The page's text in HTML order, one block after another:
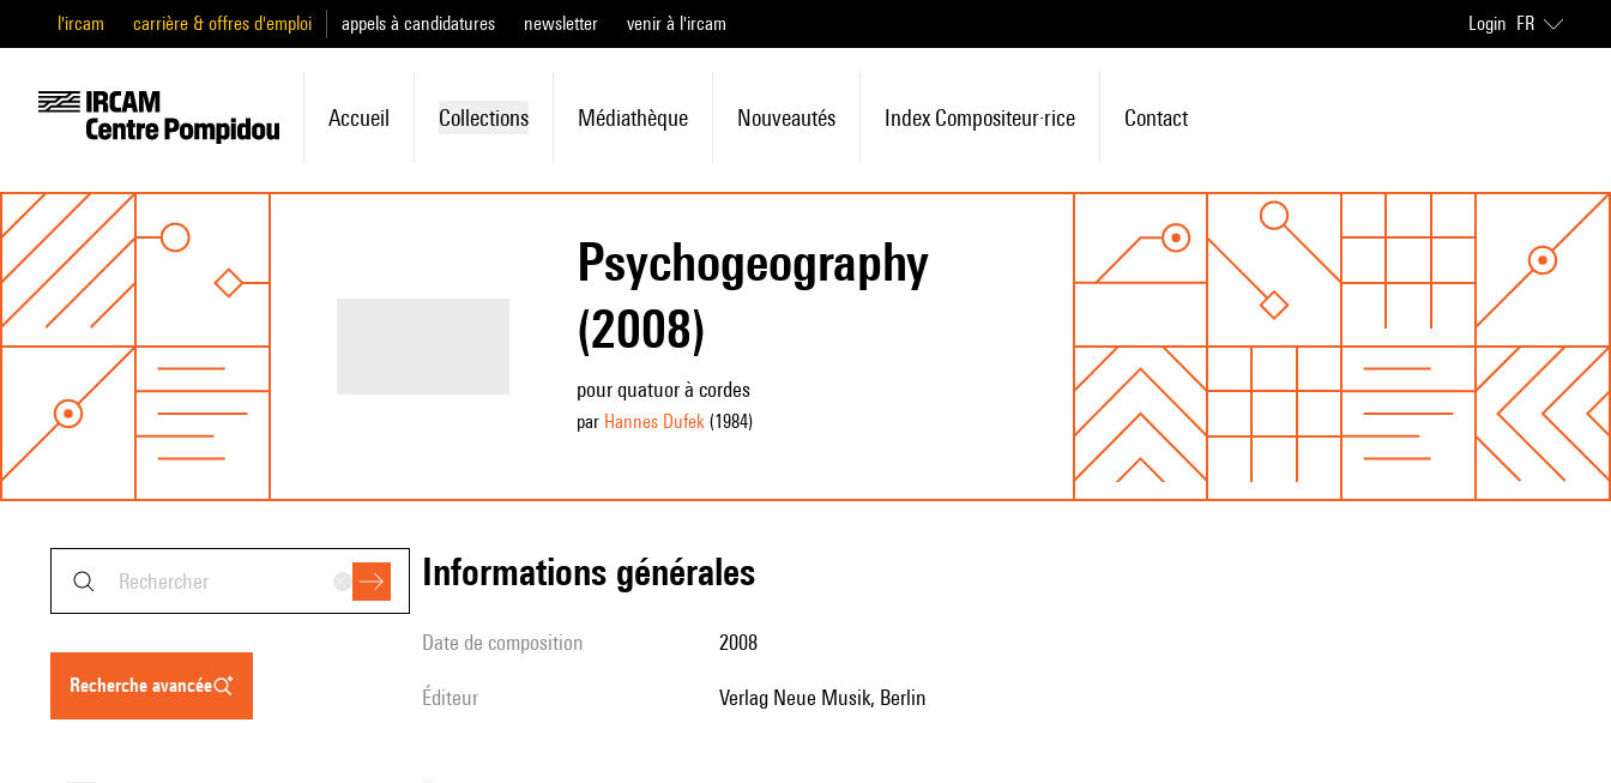
l'ircam carrière & offres d'emploi appels à candidatures newsletter venir à l'ircam Login FR
Accueil Collections Médiathèque Nouveautés Index Compositeur·rice Contact
Psychogeography
(2008)
pour quatuor à cordes
par Hannes Dufek(1984)
recherche avancée
informations générales
date de composition 2008
éditeur Verlag Neue Musik, Berlin